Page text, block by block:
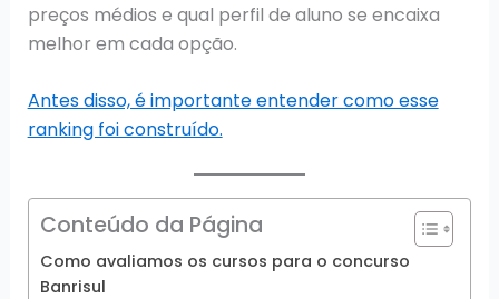
preços médios e qual perfil de aluno se encaixa
melhor em cada opção.
Antes disso, é importante entender como esse
ranking foi construído.
Conteúdo da Página
Como avaliamos os cursos para o concurso
Banrisul